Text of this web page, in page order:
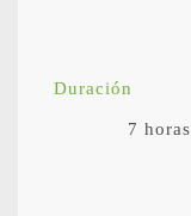
Duración
7 horas